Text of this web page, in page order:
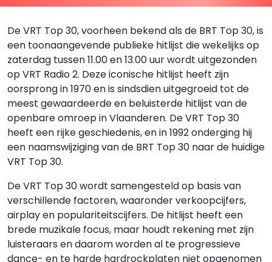
De VRT Top 30, voorheen bekend als de BRT Top 30, is
een toonaangevende publieke hitlijst die wekelijks op
zaterdag tussen 11.00 en 13.00 uur wordt uitgezonden
op VRT Radio 2. Deze iconische hitlijst heeft zijn
oorsprong in 1970 en is sindsdien uitgegroeid tot de
meest gewaardeerde en beluisterde hitlijst van de
openbare omroep in Vlaanderen. De VRT Top 30
heeft een rijke geschiedenis, en in 1992 onderging hij
een naamswijziging van de BRT Top 30 naar de huidige
VRT Top 30.
De VRT Top 30 wordt samengesteld op basis van
verschillende factoren, waaronder verkoopcijfers,
airplay en populariteitscijfers. De hitlijst heeft een
brede muzikale focus, maar houdt rekening met zijn
luisteraars en daarom worden al te progressieve
dance- en te harde hardrockplaten niet opgenomen